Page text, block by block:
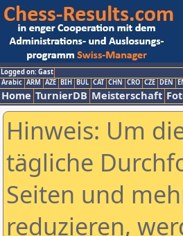
Logged on: Gast
Arabic ARM AZE BIH BUL CAT CHN CRO CZE DEN
Home TurnierDB Meisterschaft
Hinweis: Um
tägliche
Seiten und
reduzieren,